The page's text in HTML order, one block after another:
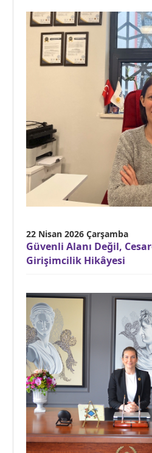
22 Nisan 2026 Çarşamba
Güvenli Alanı Değil,
Girişimcilik Hikâyesi